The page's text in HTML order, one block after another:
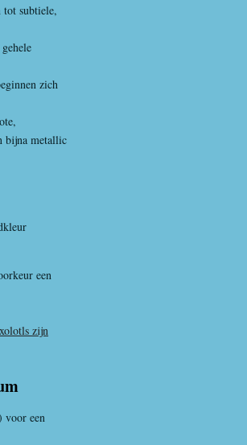
subtiele,
zich
bijna metallic
een
zijn
voor een